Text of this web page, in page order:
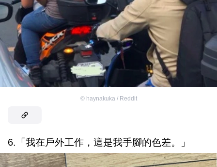
© haynakuka / Reddit
6.「我在戶外工作，這是我手腳的色差。」